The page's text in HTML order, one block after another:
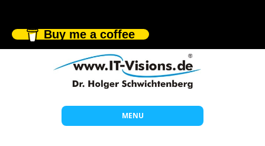
Buy me a coffee
MENU